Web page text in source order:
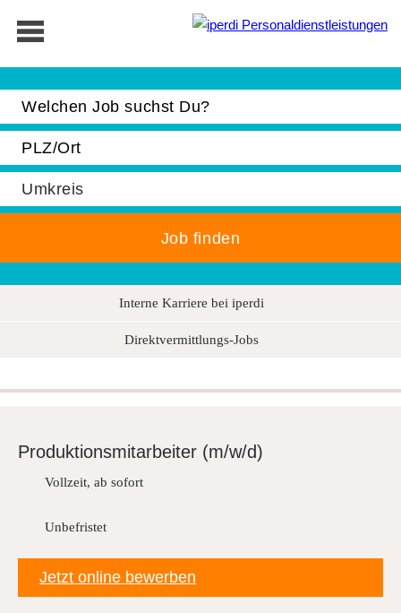
Interne Karriere bei iperdi
Direktvermittlungs-Jobs
Produk­ti­ons­mit­ar­beiter (m/w/d)
Vollzeit, ab sofort
Unbefristet
Jetzt online bewerben
Jobbörse
Bewerber
Über iperdi
AGB
Sitemap